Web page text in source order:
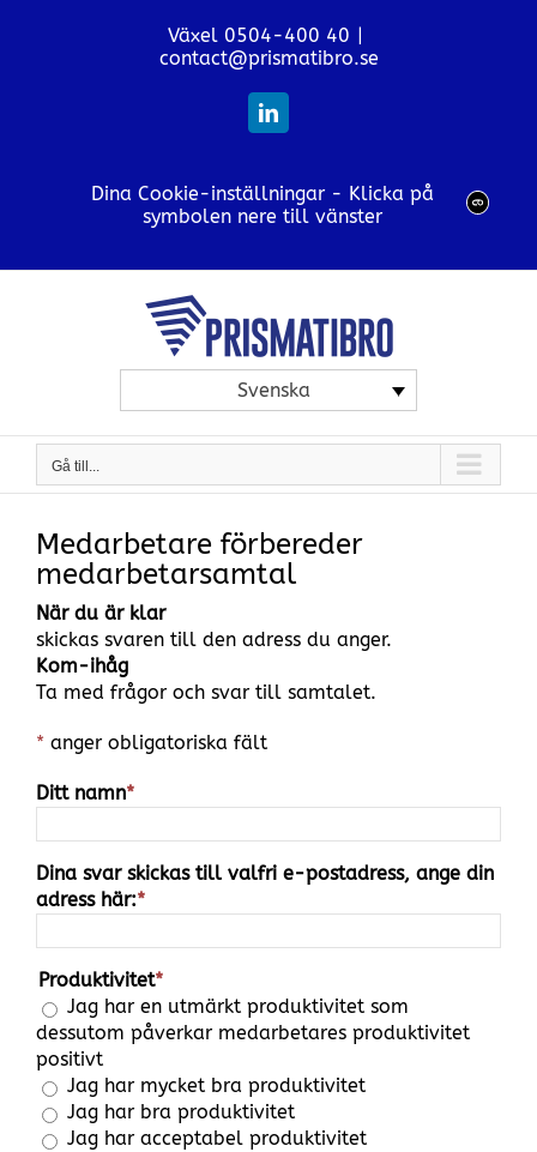
Växel 0504-400 40 |
contact@prismatibro.se
LinkedIn
Dina Cookie-inställningar - Klicka på
symbolen nere till vänster
Svenska
Gå till...
Medarbetare förbereder
medarbetarsamtal
När du är klar
skickas svaren till den adress du anger.
Kom-ihåg
Ta med frågor och svar till samtalet.
*anger obligatoriska fält
Ditt namn*
Dina svar skickas till valfri e-postadress, ange din
adress här:*
Produktivitet*
Jag har en utmärkt produktivitet som
dessutom påverkar medarbetares produktivitet
positivt
Jag har mycket bra produktivitet
Jag har bra produktivitet
Jag har acceptabel produktivitet